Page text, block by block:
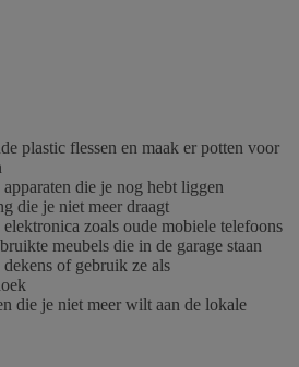
plastic flessen en maak er potten voor
die je nog hebt liggen
die je niet meer draagt
zoals oude mobiele telefoons
meubels die in de garage staan
of gebruik ze als
die je niet meer wilt aan de lokale